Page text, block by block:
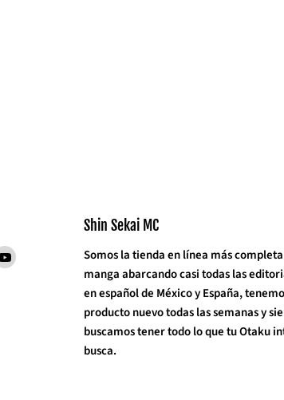
Encuéntrenos
Shin Sekai MC
Somos la tienda en línea más
manga abarcando casi todas las
en español de México y España,
producto nuevo todas las semanas y
buscamos tener todo lo que tu Otaku
busca.